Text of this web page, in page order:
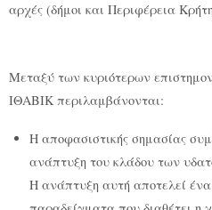
αρχές (δήμοι και Περιφέρεια
Μεταξύ των κυριότερων
ΙΘΑΒΙΚ περιλαμβάνονται:
Η αποφασιστικής σημασίας
ανάπτυξη του κλάδου των
Η ανάπτυξη αυτή αποτελεί